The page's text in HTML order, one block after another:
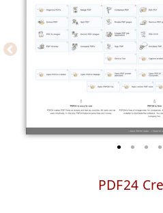
PDF24